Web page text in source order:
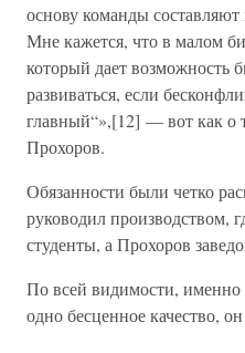
основу команды
Мне кажется, что в малом
который дает возможность
развиваться, если
главный“»,[12] — вот как о
Прохоров.
Обязанности были четко
руководил производством,
студенты, а Прохоров
По всей видимости, именно
одно бесценное качество,